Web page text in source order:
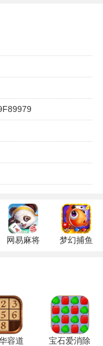
仪的对象进行深度
身于一个真实的科
完美交融。
一个选择都会影响后
。
，为玩家提供了更多
趣味性。
以通过对话、赠送礼
实的恋爱感受。
能体验恋爱，还能
宙基地。
多的情感色彩，让玩
网易麻将
梦幻捕鱼
容道
宝石爱消除